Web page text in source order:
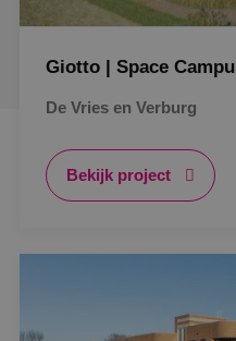
Giotto | Space
De Vries en Verburg
Bekijk project